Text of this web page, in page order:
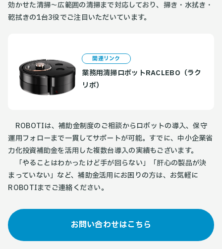
効かせた清掃〜広範囲の清掃まで対応しており、掃き・水拭き・
乾拭きの1台3役でご注目いただいています。
関連リンク
業務用清掃ロボットRACLEBO（ラク
リボ）
ROBOTIは、補助金制度のご相談からロボットの導入、保守
運用フォローまで一貫してサポートが可能。すでに、中小企業省
力化投資補助金を活用した複数台導入の実績もございます。
「やることはわかったけど手が回らない」「肝心の製品が決
まっていない」など、補助金活用にお困りの方は、お気軽に
ROBOTIまでご連絡ください。
お問い合わせはこちら